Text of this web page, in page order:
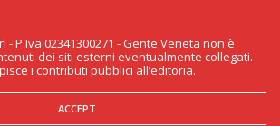
PRIVACY & COOKIE
P.Iva 02341300271 - Gente Veneta non è responsabile
eventualmente collegati. Gente Veneta percepisce
i contributi pubblici all’editoria.
- P.Iva 02341300271 - Gente Veneta non è
dei siti esterni eventualmente collegati.
i contributi pubblici all’editoria.
ACCEPT